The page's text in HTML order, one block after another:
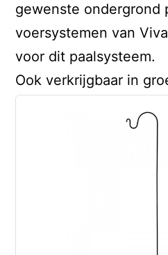
gewenste ondergrond
voersystemen van
voor dit paalsysteem.
Ook verkrijgbaar in